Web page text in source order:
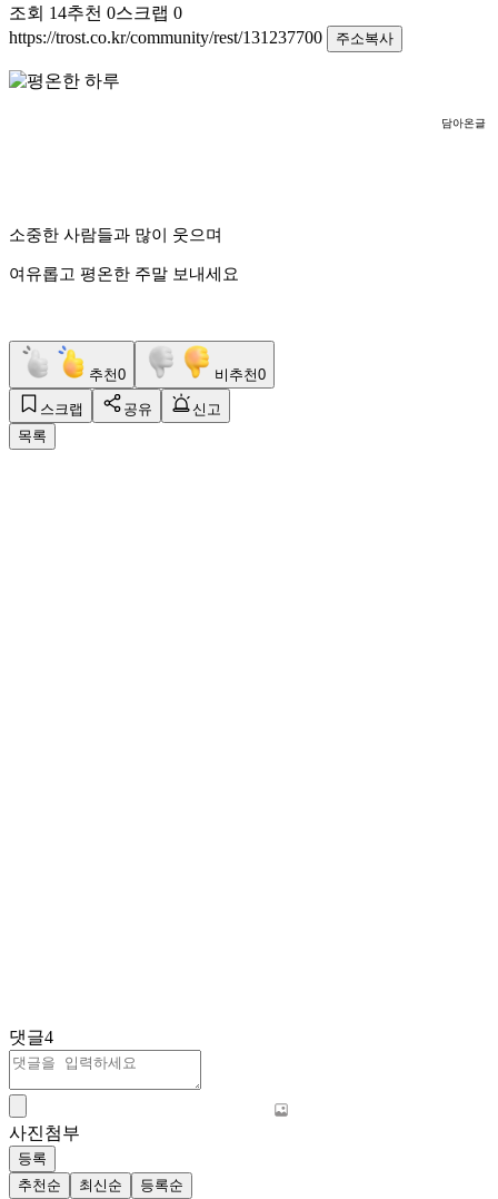
조회 14추천 0스크랩 0
https://trost.co.kr/community/rest/131237700
주소복사
담아온글
소중한 사람들과 많이 웃으며
여유롭고 평온한 주말 보내세요
추천0 비추천0
스크랩 공유
신고
목록
댓글4
사진첨부
등록
추천순
최신순 등록순